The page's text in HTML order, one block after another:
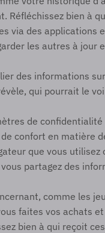
Réfléchissez bien à
via des applications
les autres à jour
des informations
qui pourrait le
de
confort en matière
que vous utilisez
partagez des
comme les
faites vos achats
bien à qui reçoit